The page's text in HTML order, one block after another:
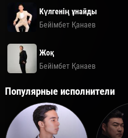
Күлгенің ұнайды
Бейімбет Қанаев
Жоқ
Бейімбет Қанаев
Популярные исполнители